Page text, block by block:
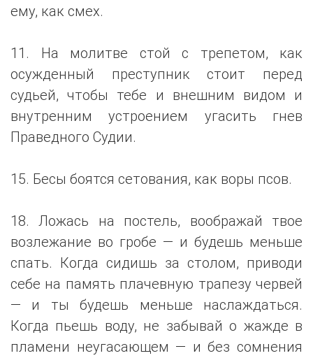
ему, как смех.
11. На молитве стой с трепетом, как
осужденный преступник стоит перед
судьей, чтобы тебе и внешним видом и
внутренним устроением угасить гнев
Праведного Судии.
15. Бесы боятся сетования, как воры псов.
18. Ложась на постель, воображай твое
возлежание во гробе — и будешь меньше
спать. Когда сидишь за столом, приводи
себе на память плачевную трапезу червей
— и ты будешь меньше наслаждаться.
Когда пьешь воду, не забывай о жажде в
пламени неугасающем — и без сомнения